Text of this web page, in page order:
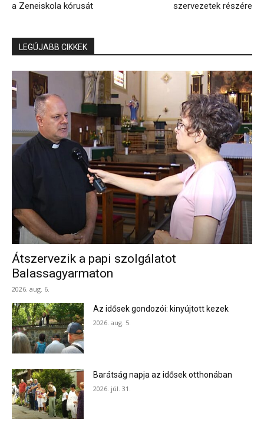
a Zeneiskola kórusát
szervezetek részére
LEGÚJABB CIKKEK
Átszervezik a papi szolgálatot
Balassagyarmaton
2026. aug. 6.
Az idősek gondozói: kinyújtott kezek
2026. aug. 5.
Barátság napja az idősek otthonában
2026. júl. 31.